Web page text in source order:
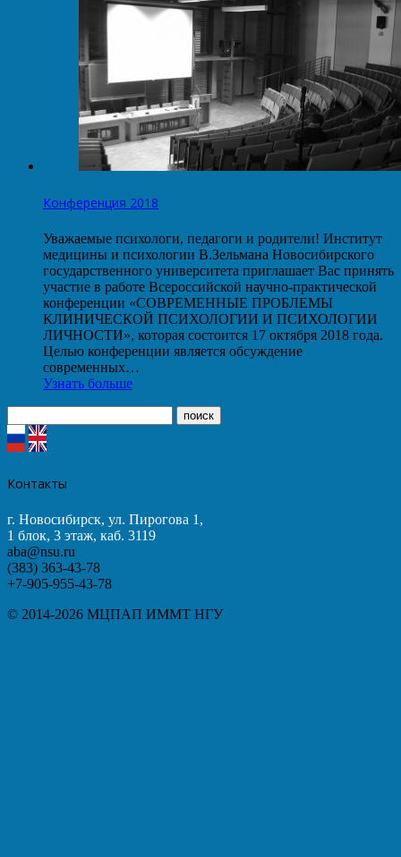
Конференция 2018
Уважаемые психологи, педагоги и родители! Институт
медицины и психологии В.Зельмана Новосибирского
государственного университета приглашает Вас принять
участие в работе Всероссийской научно-практической
конференции «СОВРЕМЕННЫЕ ПРОБЛЕМЫ
КЛИНИЧЕСКОЙ ПСИХОЛОГИИ И ПСИХОЛОГИИ
ЛИЧНОСТИ», которая состоится 17 октября 2018 года.
Целью конференции является обсуждение
современных…
Узнать больше
Контакты
г. Новосибирск, ул. Пирогова 1,
1 блок, 3 этаж, каб. 3119
aba@nsu.ru
(383) 363-43-78
+7-905-955-43-78
© 2014-2026 МЦПАП ИММТ НГУ